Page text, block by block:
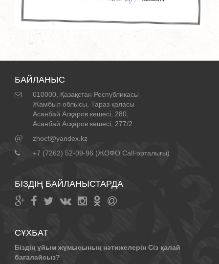
БАЙЛАНЫС
010000, Қазақстан Республикасы
Жамбыл облысы, Тараз қаласы
Асанбай Асқаров көшесі, 280,
Асанбай Асқаров көшесі, 277/2
@
zhocf@yandex.kz
+7 (7262) 52-09-96 (ЖОФО Call-орталығы)
БІЗДІҢ БАЙЛАНЫСТАРДА
СҰХБАТ
Біздің ұйым жұмысының нәтижелерін Сіз қалай
бағалайсыз?